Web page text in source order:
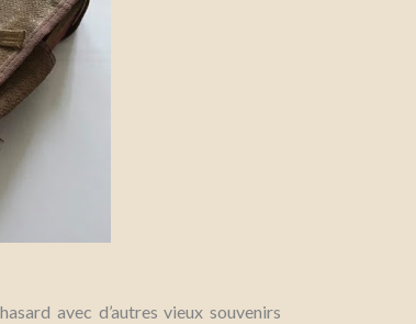
avec d’autres vieux souvenirs